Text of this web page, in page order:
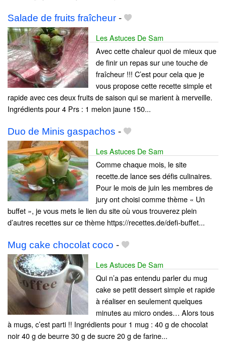
Salade de fruits fraîcheur -
Les Astuces De Sam
Avec cette chaleur quoi de mieux que
de finir un repas sur une touche de
fraîcheur !!! C’est pour cela que je
vous propose cette recette simple et
rapide avec ces deux fruits de saison qui se marient à merveille.
Ingrédients pour 4 Prs : 1 melon jaune 150...
Duo de Minis gaspachos -
Les Astuces De Sam
Comme chaque mois, le site
recette.de lance ses défis culinaires.
Pour le mois de juin les membres de
jury ont choisi comme thème « Un
buffet », je vous mets le lien du site où vous trouverez plein
d’autres recettes sur ce thème https://recettes.de/defi-buffet...
Mug cake chocolat coco -
Les Astuces De Sam
Qui n’a pas entendu parler du mug
cake se petit dessert simple et rapide
à réaliser en seulement quelques
minutes au micro ondes… Alors tous
à mugs, c’est parti !! Ingrédients pour 1 mug : 40 g de chocolat
noir 40 g de beurre 30 g de sucre 20 g de farine...